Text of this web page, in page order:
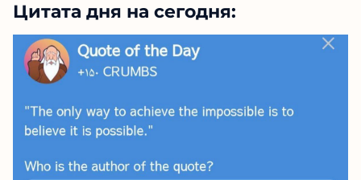
Цитата дня на сегодня: